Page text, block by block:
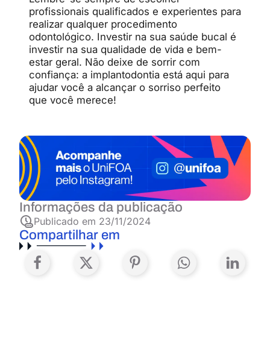
profissionais qualificados e experientes para
realizar qualquer procedimento
odontológico. Investir na sua saúde bucal é
investir na sua qualidade de vida e bem-
estar geral. Não deixe de sorrir com
confiança: a implantodontia está aqui para
ajudar você a alcançar o sorriso perfeito
que você merece!
Informações da publicação
Publicado em 23/11/2024
Compartilhar em